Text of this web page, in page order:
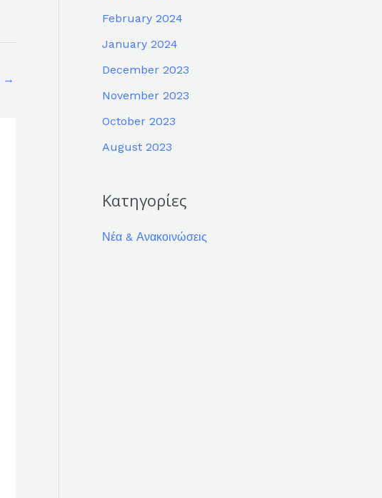
→
February 2024
January 2024
December 2023
November 2023
October 2023
August 2023
Κατηγορίες
Νέα & Ανακοινώσεις